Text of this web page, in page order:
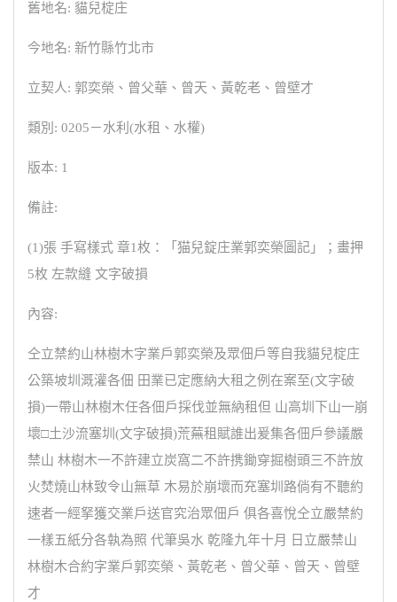
舊地名: 貓兒椗庄
今地名: 新竹縣竹北市
立契人: 郭奕榮、曾父華、曾天、黃乾老、曾壁才
類別: 0205－水利(水租、水權)
版本: 1
備註:
(1)張 手寫樣式 章1枚：「猫兒錠庄業郭奕榮圖記」；畫押
5枚 左款縫 文字破損
內容:
仝立禁約山林樹木字業戶郭奕榮及眾佃戶等自我貓兒椗庄
公築坡圳溉灌各佃 田業已定應納大租之例在案至(文字破
損)一帶山林樹木任各佃戶採伐並無納租但 山高圳下山一崩
壞□土沙流塞圳(文字破損)荒蕪租賦誰出爰集各佃戶參議嚴
禁山 林樹木一不許建立炭窩二不許携鋤穿掘樹頭三不許放
火焚燒山林致令山無草 木易於崩壞而充塞圳路倘有不聽約
速者一經拏獲交業戶送官究治眾佃戶 俱各喜悅仝立嚴禁約
一樣五紙分各執為照 代筆吳水 乾隆九年十月 日立嚴禁山
林樹木合約字業戶郭奕榮、黃乾老、曾父華、曾天、曾壁
才